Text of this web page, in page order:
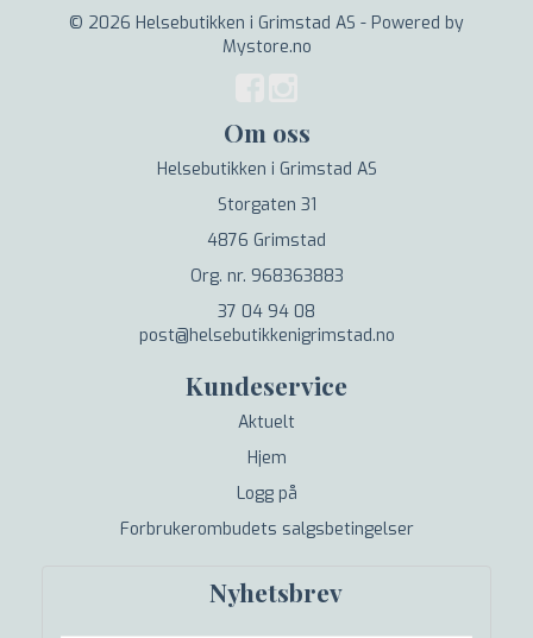
© 2026 Helsebutikken i Grimstad AS - Powered by
Mystore.no
Om oss
Helsebutikken i Grimstad AS
Storgaten 31
4876 Grimstad
Org. nr. 968363883
37 04 94 08
post@helsebutikkenigrimstad.no
Kundeservice
Aktuelt
Hjem
Logg på
Forbrukerombudets salgsbetingelser
Nyhetsbrev